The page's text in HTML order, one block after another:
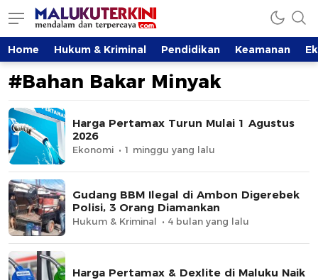
MalukuTerkini.com
Terkini, Mendalam dan Terpercaya
Home Hukum & Kriminal Pendidikan Keamanan
#Bahan Bakar Minyak
Harga Pertamax Turun Mulai 1 Agustus
2026
Ekonomi 1 minggu yang lalu
Gudang BBM Ilegal di Ambon Digerebek
Polisi, 3 Orang Diamankan
Hukum & Kriminal 4 bulan yang lalu
Harga Pertamax & Dexlite di Maluku Naik